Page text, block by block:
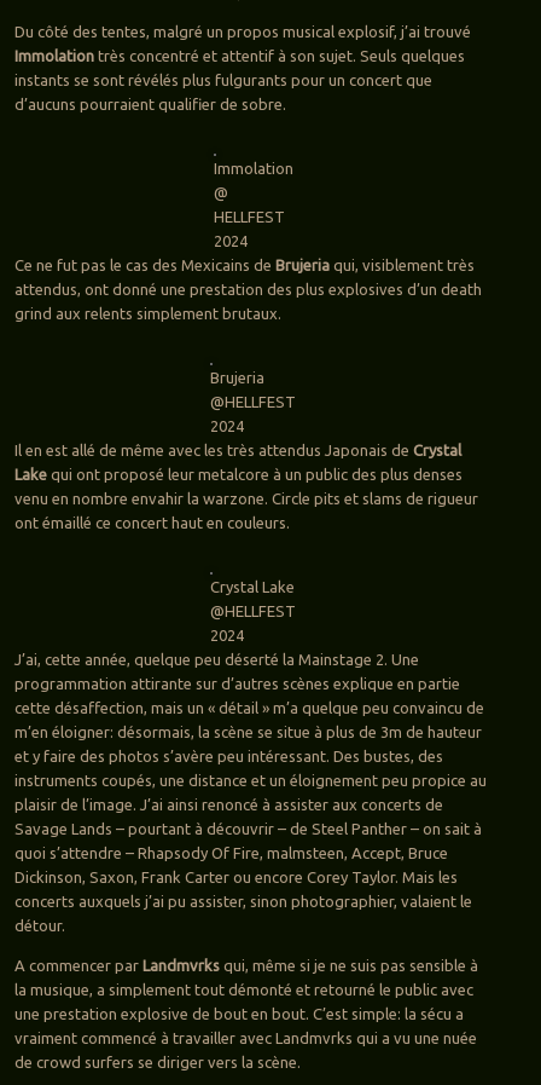
Du côté des tentes, malgré un propos musical explosif, j’ai trouvé
Immolation très concentré et attentif à son sujet. Seuls quelques
instants se sont révélés plus fulgurants pour un concert que
d’aucuns pourraient qualifier de sobre.
Immolation
@
HELLFEST
2024
Ce ne fut pas le cas des Mexicains de Brujeria qui, visiblement très
attendus, ont donné une prestation des plus explosives d’un death
grind aux relents simplement brutaux.
Brujeria
@HELLFEST
2024
Il en est allé de même avec les très attendus Japonais de Crystal
Lakequi ont proposé leur metalcore à un public des plus denses
venu en nombre envahir la warzone. Circle pits et slams de rigueur
ont émaillé ce concert haut en couleurs.
Crystal Lake
@HELLFEST
2024
J’ai, cette année, quelque peu déserté la Mainstage 2. Une
programmation attirante sur d’autres scènes explique en partie
cette désaffection, mais un « détail » m’a quelque peu convaincu de
m’en éloigner: désormais, la scène se situe à plus de 3m de hauteur
et y faire des photos s’avère peu intéressant. Des bustes, des
instruments coupés, une distance et un éloignement peu propice au
plaisir de l’image. J’ai ainsi renoncé à assister aux concerts de
Savage Lands – pourtant à découvrir – de Steel Panther – on sait à
quoi s’attendre – Rhapsody Of Fire, malmsteen, Accept, Bruce
Dickinson, Saxon, Frank Carter ou encore Corey Taylor. Mais les
concerts auxquels j’ai pu assister, sinon photographier, valaient le
détour.
A commencer par Landmvrks qui, même si je ne suis pas sensible à
la musique, a simplement tout démonté et retourné le public avec
une prestation explosive de bout en bout. C’est simple: la sécu a
vraiment commencé à travailler avec Landmvrks qui a vu une nuée
de crowd surfers se diriger vers la scène.